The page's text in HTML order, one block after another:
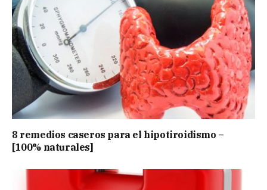
8 remedios caseros para el hipotiroidismo –
[100% naturales]